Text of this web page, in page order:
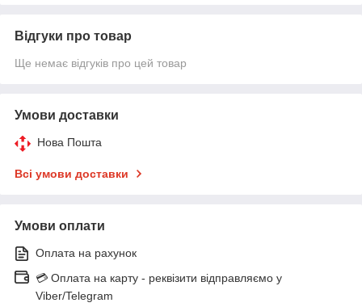
Відгуки про товар
Ще немає відгуків про цей товар
Умови доставки
Нова Пошта
Всі умови доставки
Умови оплати
Оплата на рахунок
💳 Оплата на карту - реквізити відправляємо у
Viber/Telegram